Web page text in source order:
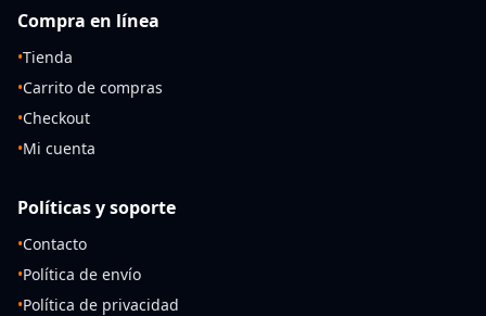
Compra en línea
•Tienda
•Carrito de compras
•Checkout
•Mi cuenta
Políticas y soporte
•Contacto
•Política de envío
•Política de privacidad